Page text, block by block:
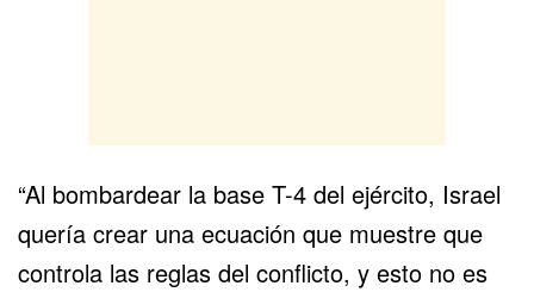
“Al bombardear la base T-4 del ejército, Israel
quería crear una ecuación que muestre que
controla las reglas del conflicto, y esto no es